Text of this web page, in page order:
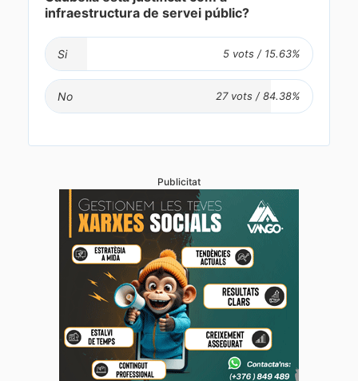
infraestructura de servei públic?
Si
No
Publicitat